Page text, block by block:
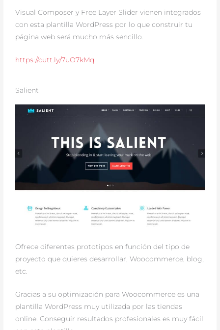
Visual Composer y Free Layer Slider vienen integrados
con esta plantilla WordPress por lo que construir tu
página web será mucho más sencillo.
https://cutt.ly/7uO7kMq
Salient
Ofrece diferentes prototipos en función del tipo de
proyecto que quieres desarrollar, Woocommerce, blog,
etc.
Gracias a su optimización para Woocommerce es una
plantilla WordPress muy utilizada por las tiendas
online. Conseguir resultados profesionales es muy fácil